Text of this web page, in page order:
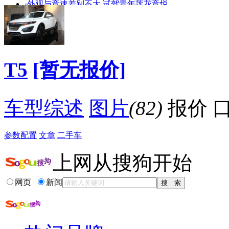
·外观与竞速差别不大 试驾青年莲花竞悦
·临近车展 汇总近期京城到店七款SUV车型
·[新车到店]时尚城市SUV 雷诺Koleos实拍
·丰田RAV4国产 城市SUV能否变幻大王旗
·传丰田将推特锐 打造SUV高中低端紧密阵线
2009年全球十大城市SUV 八款在中国均有销售
· SUV也运动 奥迪Q7 4.2 TDI-Sline版详解
·最高让利达到20万元 奥迪Q7豪华SUV导购
降价促销
T5 [暂无报价]
车型综述 图片(82) 报价
参数配置 文章 二手车
上网从搜狗开始
网页 新闻